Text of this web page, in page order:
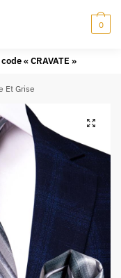
0
« CRAVATE »
Et Grise